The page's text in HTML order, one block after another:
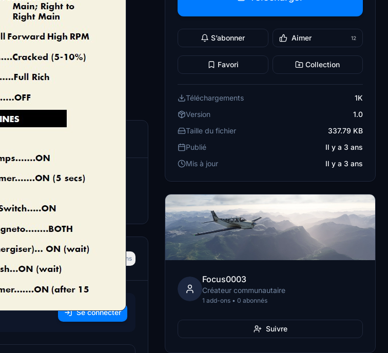
only the Checklist part.
Plus anciens
Se connecter
S’abonner Aimer 12
Favori Collection
Téléchargements
1K
Version
1.0
Taille du fichier
337.79 KB
Publié
Il y a 3 ans
Mis à jour
Il y a 3 ans
Focus0003
Créateur communautaire
1 add-ons • 0 abonnés
Suivre